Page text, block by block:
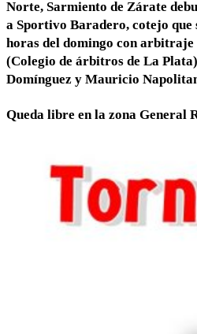
Norte, Sarmiento de Zárate
a Sportivo Baradero, cotejo que
horas del domingo con
(Colegio de árbitros de La
Domínguez y Mauricio
Queda libre en la zona General